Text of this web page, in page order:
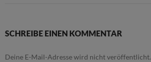
SCHREIBE EINEN KOMMENTAR
Deine E-Mail-Adresse wird nicht veröffentlicht.